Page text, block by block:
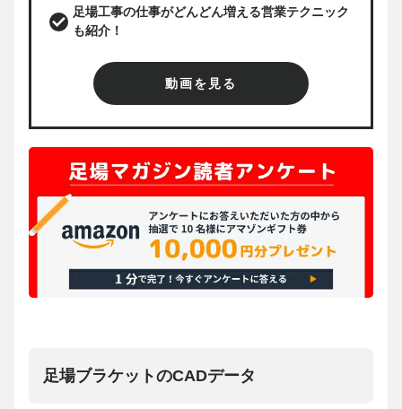
足場工事の仕事がどんどん増える営業テクニック
も紹介！
動画を見る
足場ブラケットのCADデータ